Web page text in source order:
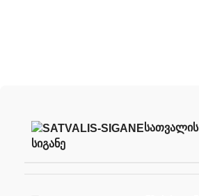
ᲡᲐᲗᲕᲐᲚᲘᲡ
ᲡᲘᲒᲐᲜᲔ